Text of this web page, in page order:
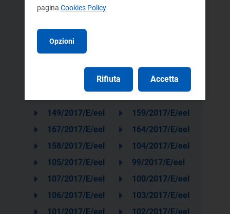
155/2017/E/eel
162/2017/E/eel
154/2017/E/eel
151/2017/E/eel
163/2017/E/eel
149/2017/E/eel
159/2017/E/eel
167/2017/E/eel
164/2017/E/eel
158/2017/E/eel
104/2017/E/eel
105/2017/E/eel
99/2017/E/eel
107/2017/E/eel
100/2017/E/eel
106/2017/E/eel
103/2017/E/eel
101/2017/E/eel
102/2017/E/eel
pagina Cookies Policy
Opzioni
Rifiuta Accetta